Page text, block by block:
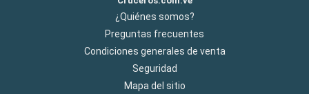
¿Quiénes somos?
Preguntas frecuentes
Condiciones generales de venta
Seguridad
Mapa del sitio